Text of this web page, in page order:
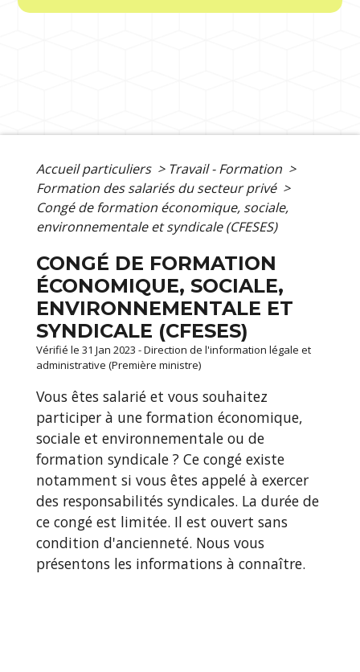
Accueil particuliers > Travail - Formation >
Formation des salariés du secteur privé >
Congé de formation économique, sociale,
environnementale et syndicale (CFESES)
CONGÉ DE FORMATION
ÉCONOMIQUE, SOCIALE,
ENVIRONNEMENTALE ET
SYNDICALE (CFESES)
Vérifié le 31 Jan 2023 - Direction de l'information légale et
administrative (Première ministre)
Vous êtes salarié et vous souhaitez
participer à une formation économique,
sociale et environnementale ou de
formation syndicale ? Ce congé existe
notamment si vous êtes appelé à exercer
des responsabilités syndicales. La durée de
ce congé est limitée. Il est ouvert sans
condition d'ancienneté. Nous vous
présentons les informations à connaître.